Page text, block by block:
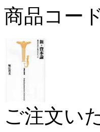
商品コー
ご注文い